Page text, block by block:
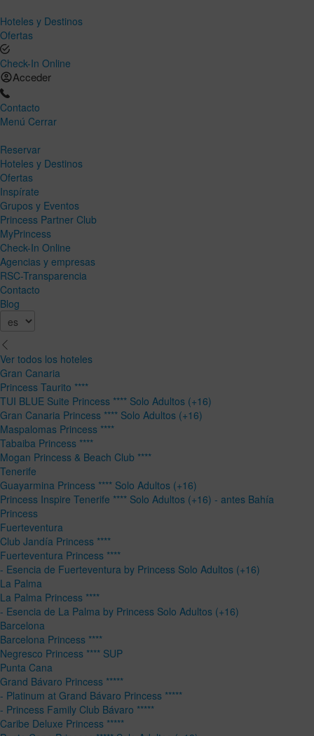
Hoteles y Destinos
Ofertas
Check-In Online
Acceder
Contacto
Menú Cerrar
Reservar
Hoteles y Destinos
Ofertas
Inspírate
Grupos y Eventos
Princess Partner Club
MyPrincess
Check-In Online
Agencias y empresas
RSC-Transparencia
Contacto
Blog
Ver todos los hoteles
Gran Canaria
Princess Taurito ****
TUI BLUE Suite Princess **** Solo Adultos (+16)
Gran Canaria Princess **** Solo Adultos (+16)
Maspalomas Princess ****
Tabaiba Princess ****
Mogan Princess & Beach Club ****
Tenerife
Guayarmina Princess **** Solo Adultos (+16)
Princess Inspire Tenerife **** Solo Adultos (+16) - antes Bahía
Princess
Fuerteventura
Club Jandía Princess ****
Fuerteventura Princess ****
- Esencia de Fuerteventura by Princess Solo Adultos (+16)
La Palma
La Palma Princess ****
- Esencia de La Palma by Princess Solo Adultos (+16)
Barcelona
Barcelona Princess ****
Negresco Princess **** SUP
Punta Cana
Grand Bávaro Princess *****
- Platinum at Grand Bávaro Princess *****
- Princess Family Club Bávaro *****
Caribe Deluxe Princess *****